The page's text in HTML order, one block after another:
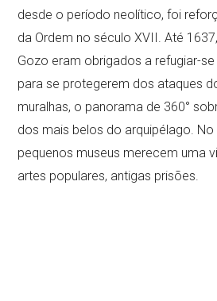
desde o período neolítico, foi
da Ordem no século XVII. Até
Gozo eram obrigados a refugiar-
para se protegerem dos ataques
muralhas, o panorama de 360°
dos mais belos do arquipélago. No
pequenos museus merecem uma
artes populares, antigas prisões.